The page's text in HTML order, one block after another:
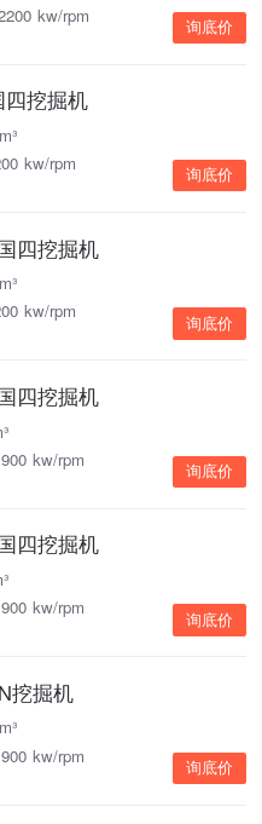
kw/rpm
询底价
四挖掘机
kw/rpm
询底价
四挖掘机
kw/rpm
询底价
四挖掘机
kw/rpm
询底价
四挖掘机
kw/rpm
询底价
挖掘机
kw/rpm
询底价